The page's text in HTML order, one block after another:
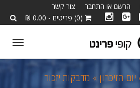
הרשם או התחבר
צור קשר
(0) פריטים - 0.00 ₪
יום הזיכרון » מדבקות יזכור